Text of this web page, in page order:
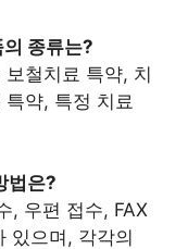
종류는?
철치료 특약, 치
약, 특정 치료
법은?
, 우편 접수, FAX
있으며, 각각의